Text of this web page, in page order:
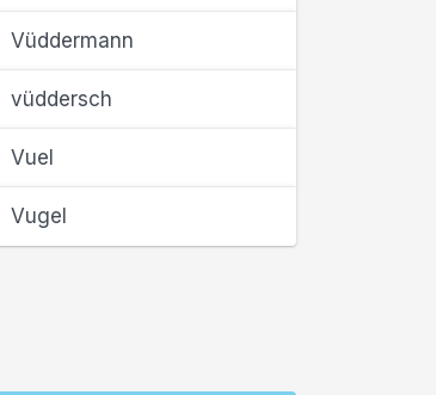
Vüddermann
vüddersch
Vuel
Vugel